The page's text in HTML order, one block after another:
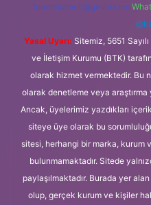
forumhizmeti@gmail.com
Yasal Uyarı: Sitemiz, 5651
ve İletişim Kurumu (BTK)
olarak hizmet vermektedir. Bu
olarak denetleme veya
Ancak, üyelerimiz yazdıkları
siteye üye olarak bu
sitesi, herhangi bir marka, kurum
bulunmamaktadır. Sitede
paylaşılmaktadır. Burada yer
olup, gerçek kurum ve kişiler